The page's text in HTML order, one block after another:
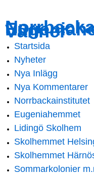
main
content
navigation
Vänner
Main menu
Startsida
Nyheter
Nya Inlägg
Nya Kommentarer
Norrbackainstitutet
Eugeniahemmet
Lidingö Skolhem
Skolhemmet
Skolhemmet
Sommarkolonier